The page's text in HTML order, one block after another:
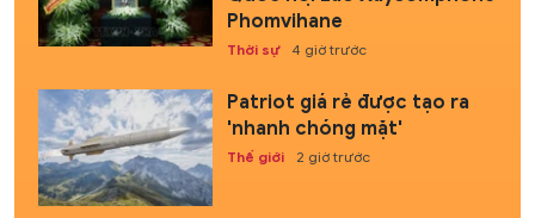
Phomvihane
Thời sự 4 giờ trước
Patriot giá rẻ được tạo ra
'nhanh chóng mặt'
Thế giới 2 giờ trước